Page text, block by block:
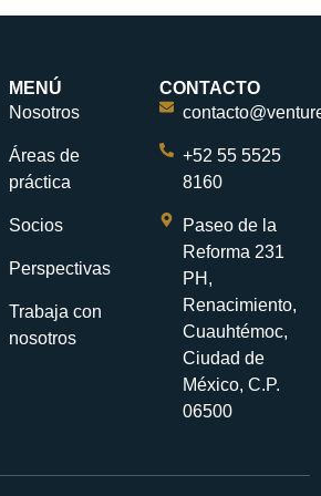
MENÚ
Nosotros
Áreas de
práctica
Socios
Perspectivas
Trabaja con
nosotros
CONTACTO
+52 55 5525
8160
Paseo de la
Reforma 231
PH,
Renacimiento,
Cuauhtémoc,
Ciudad de
México, C.P.
06500